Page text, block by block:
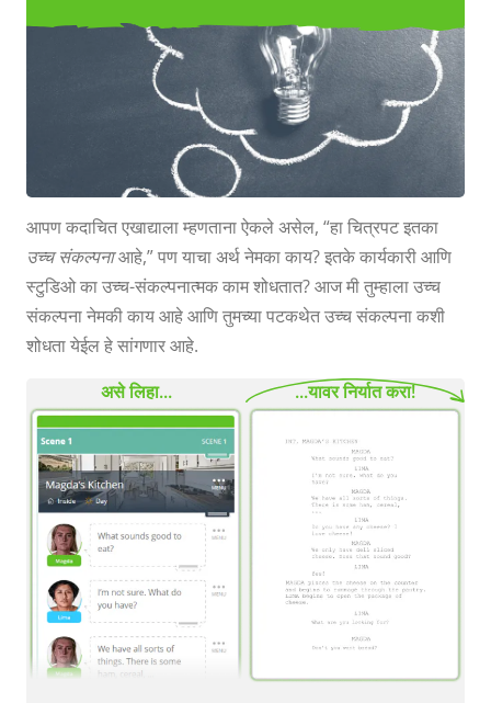
आपण कदाचित एखाद्याला म्हणताना ऐकले असेल, “हा चित्रपट इतका
उच्च संकल्पनाआहे,” पण याचा अर्थ नेमका काय? इतके कार्यकारी आणि
स्टुडिओ का उच्च-संकल्पनात्मक काम शोधतात? आज मी तुम्हाला उच्च
संकल्पना नेमकी काय आहे आणि तुमच्या पटकथेत उच्च संकल्पना कशी
शोधता येईल हे सांगणार आहे.
असे लिहा... ...यावर निर्यात करा!